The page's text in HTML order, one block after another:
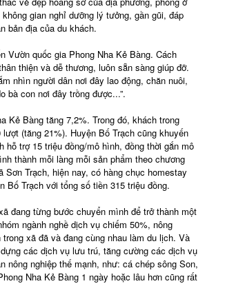
gian nghỉ dưỡng lý tưởng, gần gũi, đáp
bản địa của du khách.
Vườn quốc gia Phong Nha Kẻ Bàng. Cách
thiện và dễ thương, luôn sẵn sàng giúp đỡ.
nhìn người dân nơi đây lao động, chăn nuôi,
bà con nơi đây trồng được...”.
Kẻ Bàng tăng 7,2%. Trong đó, khách trong
(tăng 21%). Huyện Bố Trạch cũng khuyến
trợ 15 triệu đồng/mô hình, đồng thời gắn mô
thành mỗi làng mỗi sản phẩm theo chương
Trạch, hiện nay, có hàng chục homestay
Bố Trạch với tổng số tiền 315 triệu đồng.
đang từng bước chuyển mình để trở thành một
ngành nghề dịch vụ chiếm 50%, nông
xã đã và đang cùng nhau làm du lịch. Và
các dịch vụ lưu trú, tăng cường các dịch vụ
nghiệp thế mạnh, như: cá chép sông Son,
Nha Kẻ Bàng 1 ngày hoặc lâu hơn cũng rất